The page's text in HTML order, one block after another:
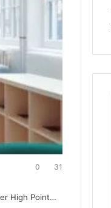
0 31
High Point…